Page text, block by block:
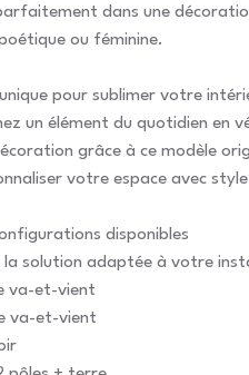
dans une
ou féminine.
pour sublimer votre
un élément du quotidien en
grâce à ce modèle
votre espace avec
disponibles
la solution adaptée à votre
va-et-vient
va-et-vient